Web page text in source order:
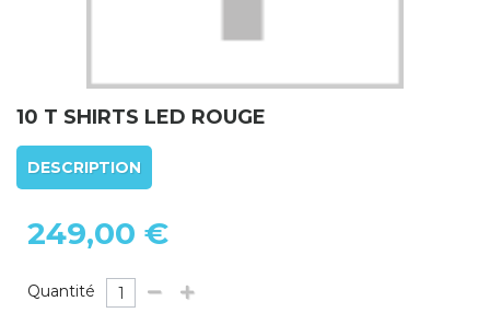
10 T SHIRTS LED ROUGE
DESCRIPTION
249,00 €
Quantité